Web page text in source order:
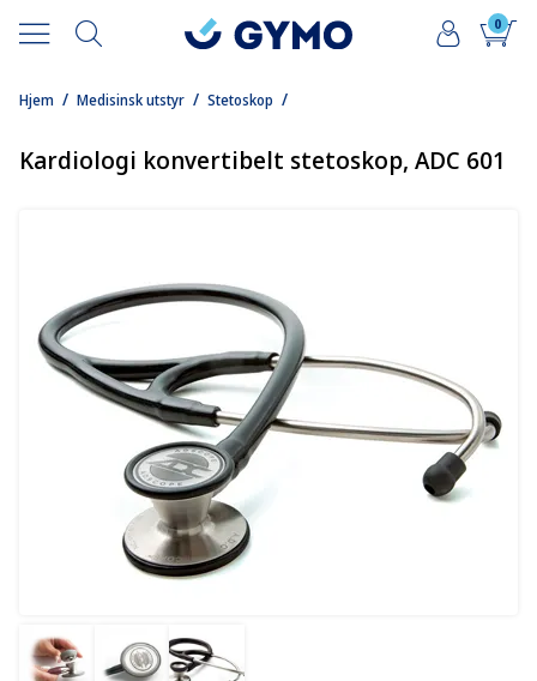
0
/
Hjem /
Medisinsk utstyr /
Stetoskop
Kardiologi konvertibelt stetoskop, ADC 601